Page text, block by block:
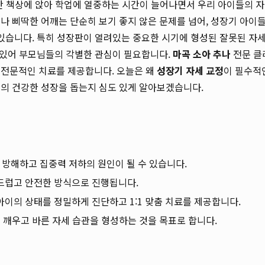
상에 앉아 학업에 열중하는 시간이 늘어나면서 우리 아이들의 자
삐딱한 어깨는 단순히 보기 좋지 않은 문제를 넘어, 성장기 아이들
니다. 특히 성장판이 열려있는 중요한 시기에 형성된 잘못된 자세
어 부모님들의 각별한 관심이 필요합니다. 마곡 소아 추나 전문 클
문적인 치료를 제공합니다. 오늘은 왜 성장기 자세 교정이 필수적
건강한 성장을 돕는지 심도 있게 알아보겠습니다.
해하고 집중력 저하의 원인이 될 수 있습니다.
고 안전한 방식으로 진행됩니다.
이의 상태를 정밀하게 진단하고 1:1 맞춤 치료를 제공합니다.
우고 바른 자세 습관을 형성하는 것을 목표로 합니다.